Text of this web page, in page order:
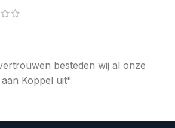
besteden wij al onze
Koppel uit"